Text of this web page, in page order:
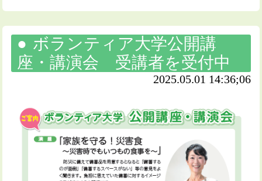
ボランティア大学公開講
座・講演会 受講者を受付中
2025.05.01 14:36;06